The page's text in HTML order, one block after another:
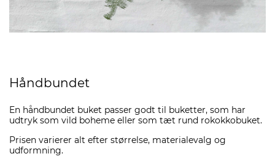
Håndbundet
En håndbundet buket passer godt til buketter, som har
udtryk som vild boheme eller som tæt rund rokokkobuket.
Prisen varierer alt efter størrelse, materialevalg og
udformning.